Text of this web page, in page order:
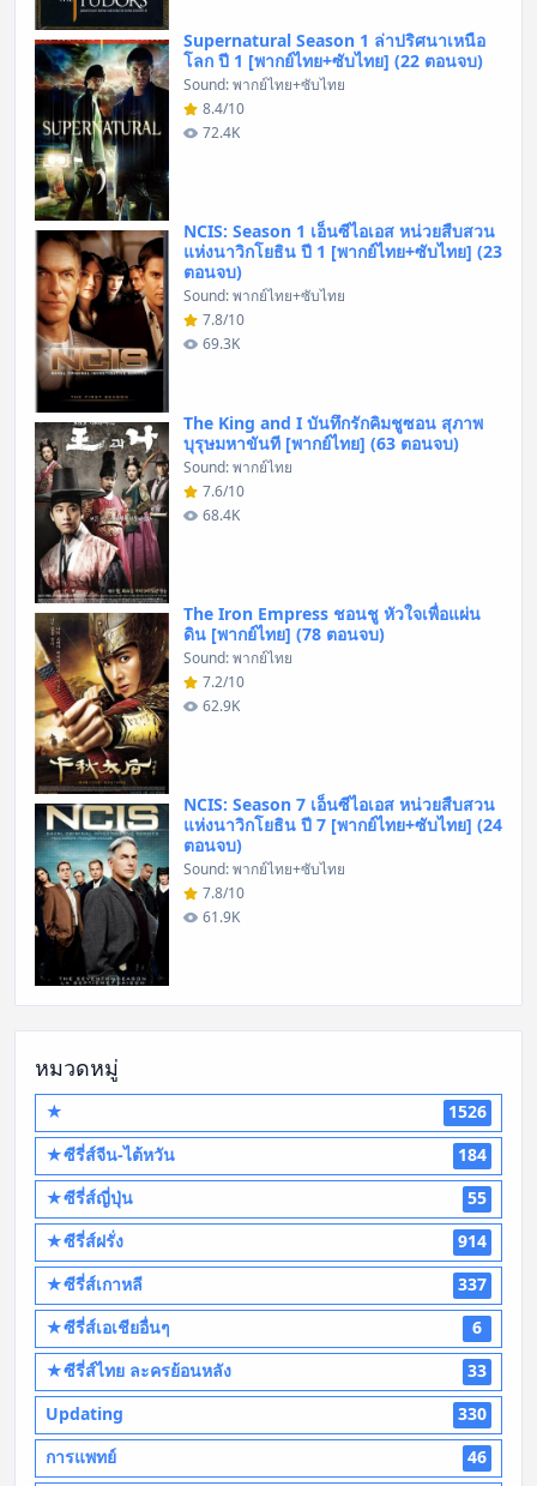
Supernatural Season 1 ล่าปริศนาเหนือ
โลก ปี 1 [พากย์ไทย+ซับไทย] (22 ตอนจบ)
Sound: พากย์ไทย+ซับไทย
8.4/10
72.4K
NCIS: Season 1 เอ็นซีไอเอส หน่วยสืบสวน
แห่งนาวิกโยธิน ปี 1 [พากย์ไทย+ซับไทย] (23
ตอนจบ)
Sound: พากย์ไทย+ซับไทย
7.8/10
69.3K
The King and I บันทึกรักคิมชูซอน สุภาพ
บุรุษมหาขันที [พากย์ไทย] (63 ตอนจบ)
Sound: พากย์ไทย
7.6/10
68.4K
The Iron Empress ชอนชู หัวใจเพื่อแผ่น
ดิน [พากย์ไทย] (78 ตอนจบ)
Sound: พากย์ไทย
7.2/10
62.9K
NCIS: Season 7 เอ็นซีไอเอส หน่วยสืบสวน
แห่งนาวิกโยธิน ปี 7 [พากย์ไทย+ซับไทย] (24
ตอนจบ)
Sound: พากย์ไทย+ซับไทย
7.8/10
61.9K
หมวดหมู่
★
1526
★ซีรี่ส์จีน-ไต้หวัน
184
★ซีรี่ส์ญี่ปุ่น
55
★ซีรี่ส์ฝรั่ง
914
★ซีรี่ส์เกาหลี
337
★ซีรี่ส์เอเชียอื่นๆ
6
★ซีรี่ส์ไทย ละครย้อนหลัง
33
Updating
330
การแพทย์
46